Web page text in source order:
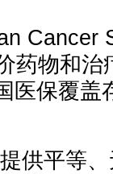
Cancer
药物和治
医保覆盖
供平等